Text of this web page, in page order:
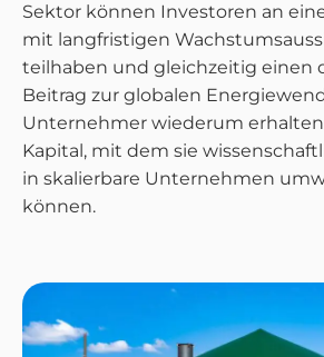
Sektor können Investoren an
mit langfristigen
teilhaben und gleichzeitig einen
Beitrag zur globalen
Unternehmer wiederum
Kapital, mit dem sie
in skalierbare Unternehmen
können.